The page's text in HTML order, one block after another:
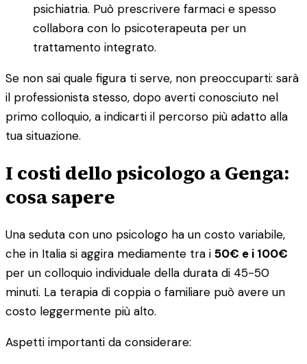
psichiatria. Può prescrivere farmaci e spesso
collabora con lo psicoterapeuta per un
trattamento integrato.
Se non sai quale figura ti serve, non preoccuparti: sarà
il professionista stesso, dopo averti conosciuto nel
primo colloquio, a indicarti il percorso più adatto alla
tua situazione.
I costi dello psicologo a Genga:
cosa sapere
Una seduta con uno psicologo ha un costo variabile,
che in Italia si aggira mediamente tra i 50€ e i 100€
per un colloquio individuale della durata di 45-50
minuti. La terapia di coppia o familiare può avere un
costo leggermente più alto.
Aspetti importanti da considerare: